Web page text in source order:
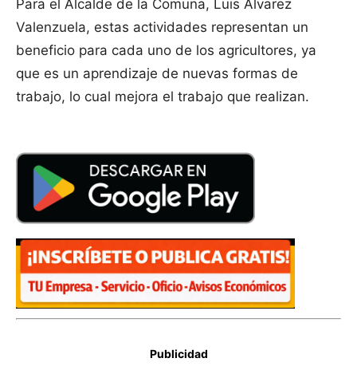
Para el Alcalde de la Comuna, Luis Álvarez
Valenzuela, estas actividades representan un
beneficio para cada uno de los agricultores, ya
que es un aprendizaje de nuevas formas de
trabajo, lo cual mejora el trabajo que realizan.
Publicidad